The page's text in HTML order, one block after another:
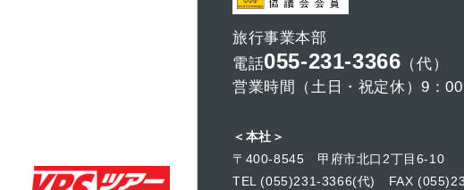
旅行事業本部
電話055-231-3366 （代）
営業時間（土日・祝定休）9：
＜本社＞
〒400-8545 甲府市北口2丁目6-10
TEL (055)231-3366(代) FAX